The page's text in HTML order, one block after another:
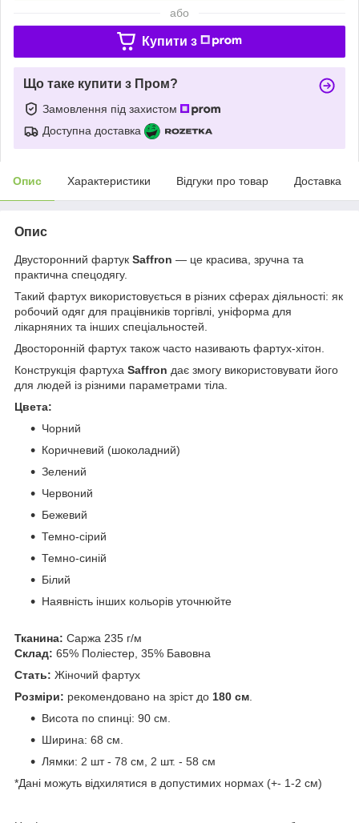
або
Купити з
Що таке купити з Пром?
Замовлення під захистом
Доступна доставка
Опис Характеристики Відгуки про товар Доставка
Опис
Двусторонний фартук Saffron — це красива, зручна та
практична спецодягу.
Такий фартух використовується в різних сферах діяльності: як
робочий одяг для працівників торгівлі, уніформа для
лікарняних та інших спеціальностей.
Двосторонній фартух також часто називають фартух-хітон.
Конструкція фартуха Saffron дає змогу використовувати його
для людей із різними параметрами тіла.
Цвета:
Чорний
Коричневий (шоколадний)
Зелений
Червоний
Бежевий
Темно-сірий
Темно-синій
Білий
Наявність інших кольорів уточнюйте
Тканина: Саржа 235 г/м
Склад: 65% Поліестер, 35% Бавовна
Стать: Жіночий фартух
Розміри: рекомендовано на зріст до 180 см
Висота по спинці: 90 см.
Ширина: 68 см.
Лямки: 2 шт - 78 см, 2 шт. - 58 см
*Дані можуть відхилятися в допустимих нормах (+- 1-2 см)